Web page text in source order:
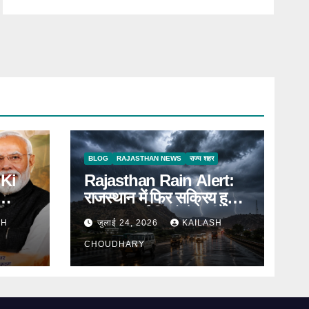
BLOG RAJASTHAN NEWS राज्य शहर
Rajasthan Rain Alert:
राजस्थान में फिर सक्रिय हुआ
मानसून, कई जिलों में भारी
बारिश का Alert
जुलाई 24, 2026 KAILASH
CHOUDHARY